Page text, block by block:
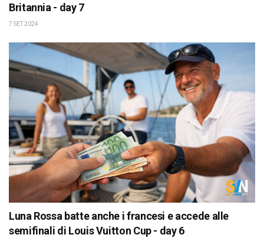
Britannia - day 7
7 SET 2024
Luna Rossa batte anche i francesi e accede alle
semifinali di Louis Vuitton Cup - day 6